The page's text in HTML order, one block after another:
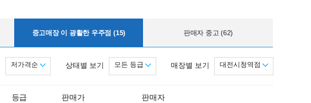
중고매장 이 광활한 우주점 (15) 판매자 중고 (62)
매장별 보기 대전시청역점
상태별 보기 모든 등급
저가격순
등급 판매가 판매자